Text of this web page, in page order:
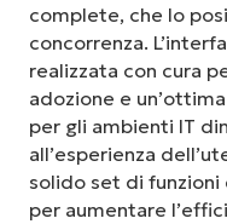
complete, che lo
concorrenza.
realizzata con cura
adozione e
per gli ambienti IT
all’esperienza
solido set di
per aumentare